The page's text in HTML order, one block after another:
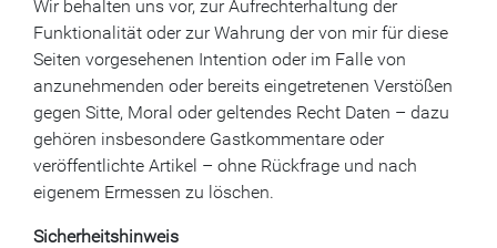
Wir behalten uns vor, zur Aufrechterhaltung der
Funktionalität oder zur Wahrung der von mir für diese
Seiten vorgesehenen Intention oder im Falle von
anzunehmenden oder bereits eingetretenen Verstößen
gegen Sitte, Moral oder geltendes Recht Daten – dazu
gehören insbesondere Gastkommentare oder
veröffentlichte Artikel – ohne Rückfrage und nach
eigenem Ermessen zu löschen.
Sicherheitshinweis